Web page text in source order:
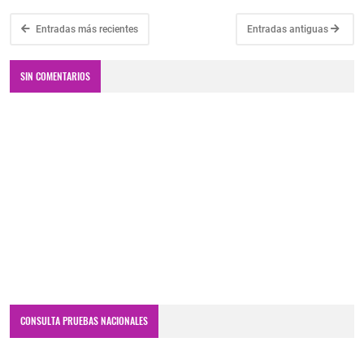
Entradas más recientes Entradas antiguas
SIN COMENTARIOS
CONSULTA PRUEBAS NACIONALES